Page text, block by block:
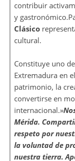
contribuir
y
Clásico
cultural.
Constituye uno
Extremadura en
patrimonio, la
convertirse en
internacional.»
Mérida.
respeto por
la voluntad de
nuestra tierra.